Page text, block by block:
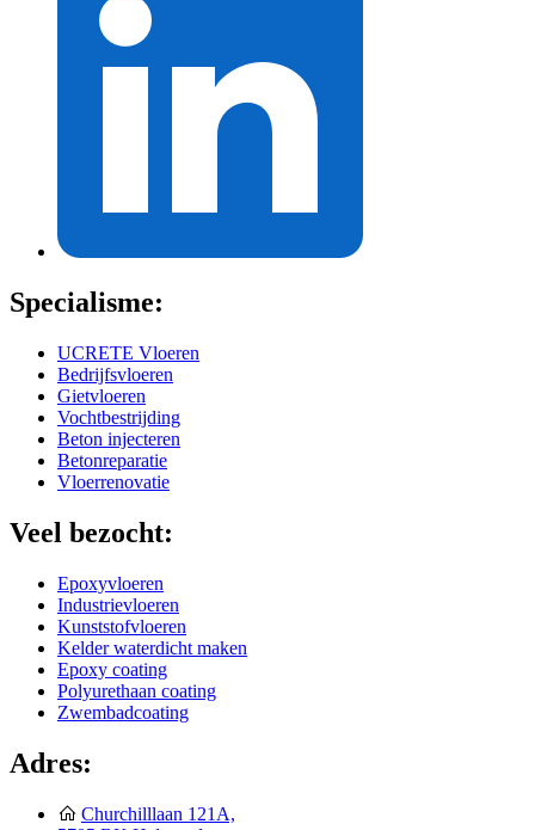
Specialisme:
UCRETE Vloeren
Bedrijfsvloeren
Gietvloeren
Vochtbestrijding
Beton injecteren
Betonreparatie
Vloerrenovatie
Veel bezocht:
Epoxyvloeren
Industrievloeren
Kunststofvloeren
Kelder waterdicht maken
Epoxy coating
Polyurethaan coating
Zwembadcoating
Adres:
Churchilllaan 121A,